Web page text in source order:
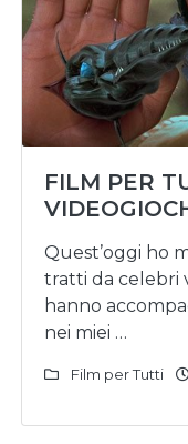
FILM PER
Quest’oggi ho
tratti da celebri
hanno
nei miei …
Film per Tutti